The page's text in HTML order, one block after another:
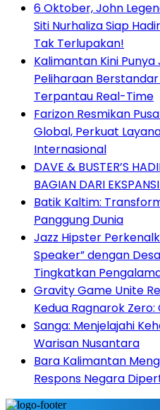
6 Oktober, John
Siti Nurhaliza Siap
Tak Terlupakan!
Kalimantan Kini
Peliharaan
Terpantau Real-Time
Farizon Resmikan
Global, Perkuat
Internasional
DAVE & BUSTER’S
BAGIAN DARI
Batik Kaltim:
Panggung Dunia
Jazz Hipster
Speaker” dengan
Tingkatkan
Gravity Game Unite
Kedua Ragnarok
Sanga: Menjelajahi
Warisan Nusantara
Bara Kalimantan
Respons Negara